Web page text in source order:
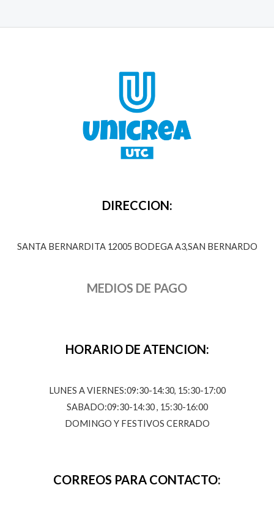
DIRECCION:
SANTA BERNARDITA 12005 BODEGA A3,SAN BERNARDO
MEDIOS DE PAGO
HORARIO DE ATENCION:
LUNES A VIERNES:09:30-14:30, 15:30-17:00
SABADO:09:30-14:30 , 15:30-16:00
DOMINGO Y FESTIVOS CERRADO
CORREOS PARA CONTACTO: